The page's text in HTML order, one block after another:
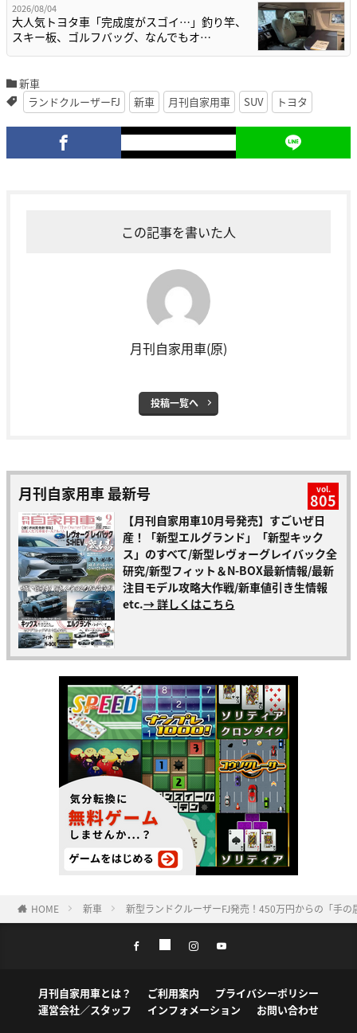
2026/08/04
大人気トヨタ車「完成度がスゴイ…」釣り竿、
スキー板、ゴルフバッグ、なんでもオ…
新車
ランドクルーザーFJ
新車 月刊自家用車 SUV トヨタ
この記事を書いた人
月刊自家用車(原)
投稿一覧へ
月刊自家用車 最新号 vol.
805
【月刊自家用車10月号発売】すごいぜ日
産！「新型エルグランド」「新型キック
ス」のすべて/新型レヴォーグレイバック全
研究/新型フィット＆N-BOX最新情報/最新
注目モデル攻略大作戦/新車値引き生情報
etc.→ 詳しくはこちら
HOME 新車 新型ランドクルーザーFJ発売！450万円からの「手の
月刊自家用車とは？ ご利用案内
プライバシーポリシー
運営会社／スタッフ
インフォメーション お問い合わせ